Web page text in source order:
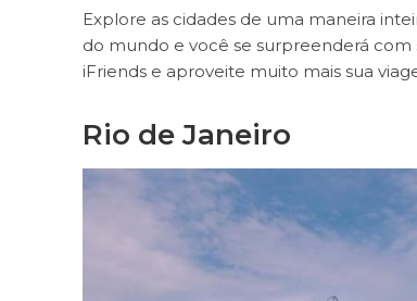
Explore as cidades de uma maneira
do mundo e você se surpreenderá com
iFriends e aproveite muito mais sua
Rio de Janeiro